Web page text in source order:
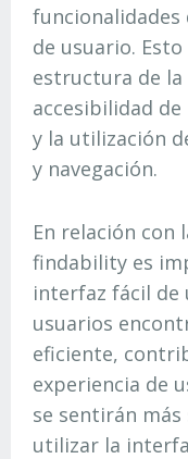
funcionalidades
de usuario.
estructura de
accesibilidad
y la utilización
y navegación.
En relación con
findability es
interfaz fácil de
usuarios
eficiente,
experiencia de
se sentirán
utilizar la